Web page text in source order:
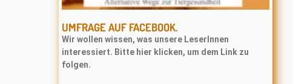
UMFRAGE AUF FACEBOOK.
Wir wollen wissen, was unsere LeserInnen
interessiert. Bitte hier klicken, um dem Link zu
folgen.